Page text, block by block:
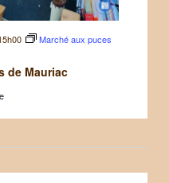
de Mauriac
Marché aux puces